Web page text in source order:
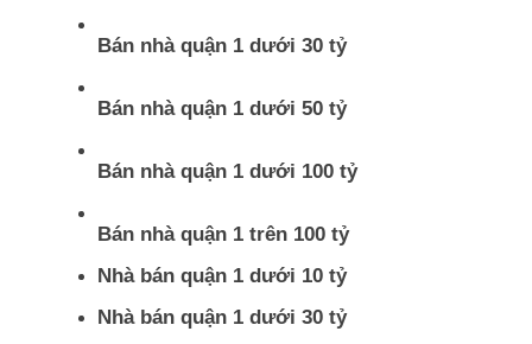
Bán nhà quận 1 dưới 30 tỷ
Bán nhà quận 1 dưới 50 tỷ
Bán nhà quận 1 dưới 100 tỷ
Bán nhà quận 1 trên 100 tỷ
Nhà bán quận 1 dưới 10 tỷ
Nhà bán quận 1 dưới 30 tỷ